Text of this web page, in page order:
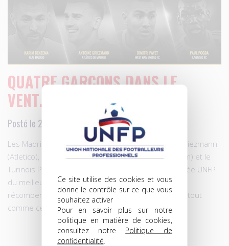
Ce site utilise des cookies et vous
donne le contrôle sur ce que vous
souhaitez activer
Pour en savoir plus sur notre
politique en matière de cookies,
consultez notre Politique de
confidentialité
QUATRE GARÇONS DANS LE
VENT…
Posté le 28.04.2016 à 13h16
Les Madrilènes Karim Benzema (Real) et Antoine Griezmann
(Atletico), l’ancien Marseillais Dimitri Payet (West Ham) et le
Turinois Paul Pogba ont été nommés pour le Trophée UNFP
du meilleur Français évoluant à l’étranger, nouvelle
récompense décernée le 8 mai par notre syndicat, tout
comme celle de meilleur espoirs féminin.